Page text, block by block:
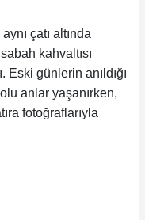
çatı altında
kahvaltısı
Eski günlerin anıldığı
anlar yaşanırken,
fotoğraflarıyla